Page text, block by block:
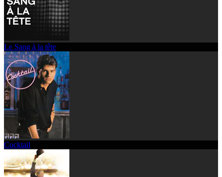
Le Sang à la tête
Cocktail